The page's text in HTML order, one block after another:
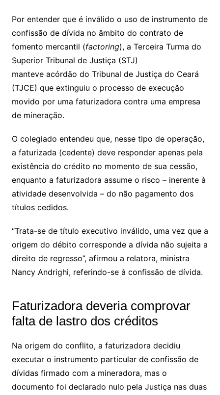
p
y
Li
n
k
at
s
A
p
p
e
gr
a
m
er t
k
e
dI
n
l
gl
Cl
a
s
sr
o
m
s
s
s
a
g
e
lo
o
k.
c
o
m
y
p
e
h
o
o
M
ai
l
e
a
d
s
ai
l
ar
e
Por entender que é inválido o uso de instrumento de
confissão de dívida no âmbito do contrato de
fomento mercantil (factoring), a Terceira Turma do
Superior Tribunal de Justiça (STJ)
manteve acórdão do Tribunal de Justiça do Ceará
(TJCE) que extinguiu o processo de execução
movido por uma faturizadora contra uma empresa
de mineração.
O colegiado entendeu que, nesse tipo de operação,
a faturizada (cedente) deve responder apenas pela
existência do crédito no momento de sua cessão,
enquanto a faturizadora assume o risco – inerente à
atividade desenvolvida – do não pagamento dos
títulos cedidos.
“Trata-se de título executivo inválido, uma vez que a
origem do débito corresponde a dívida não sujeita a
direito de regresso”, afirmou a relatora, ministra
Nancy Andrighi, referindo-se à confissão de dívida.
Faturizadora deveria comprovar
falta de lastro dos créditos
Na origem do conflito, a faturizadora decidiu
executar o instrumento particular de confissão de
dívidas firmado com a mineradora, mas o
documento foi declarado nulo pela Justiça nas duas